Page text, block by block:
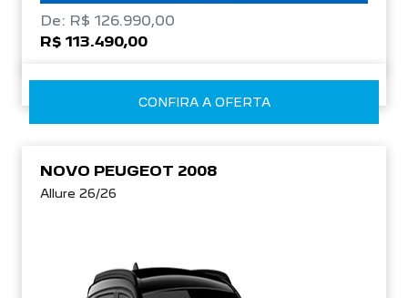
De: R$ 126.990,00
R$ 113.490,00
CONFIRA A OFERTA
NOVO PEUGEOT 2008
Allure 26/26